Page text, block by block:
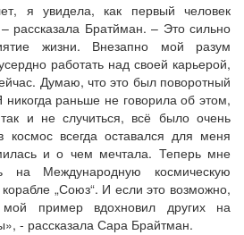
я увидела, как первый человек
рассказала Братйман. – Это сильно
жизни. Внезапно мой разум
работать над своей карьерой,
Думаю, что это был поворотный
раньше не говорила об этом,
и не случиться, всё было очень
космос всегда оставался для меня
и о чем мечтала. Теперь мне
на Международную космическую
„Союз“. И если это возможно,
пример вдохновил других на
- рассказала Сара Брайтман.